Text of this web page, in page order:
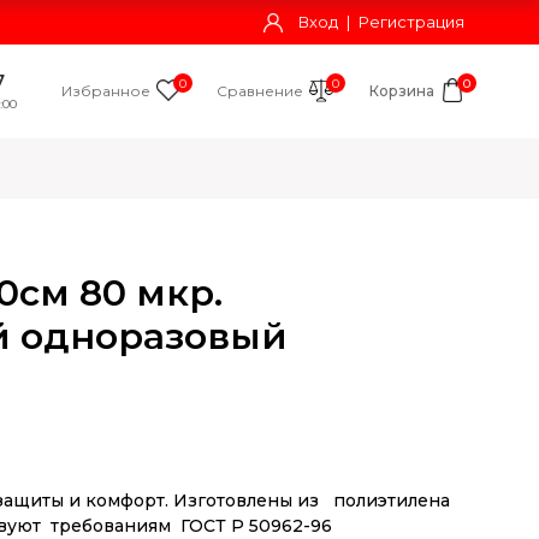
Вход | Регистрация
Избранное 0 Сравнение 0 Корзина 0
80 мкр.
одноразовый
и комфорт. Изготовлены из полиэтилена
требованиям ГОСТ Р 50962-96